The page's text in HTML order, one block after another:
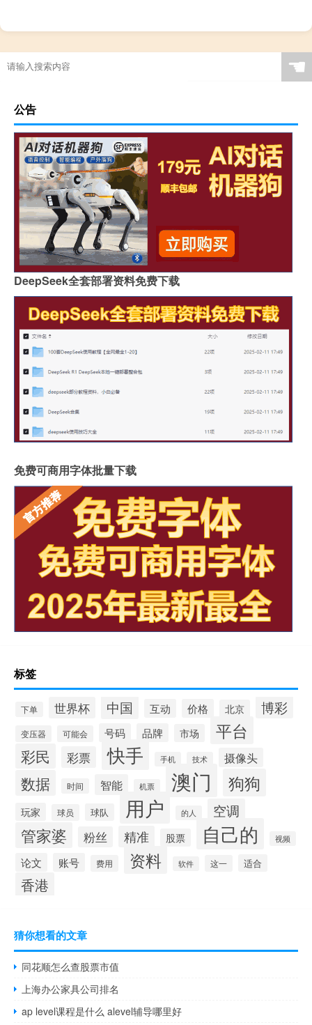
☚
公告
DeepSeek全套部署资料免费下载
免费可商用字体批量下载
标签
下单 世界杯 中国 互动 价格 北京 博彩
变压器 可能会 号码 品牌 市场 平台
彩民 彩票 快手 手机 技术 摄像头
数据 时间 智能 机票 澳门 狗狗
玩家 球员 球队 用户 的人 空调
管家婆 粉丝 精准 股票 自己的 视频
论文 账号 费用 资料 软件 这一 适合
香港
猜你想看的文章
同花顺怎么查股票市值
上海办公家具公司排名
ap level课程是什么 alevel辅导哪里好